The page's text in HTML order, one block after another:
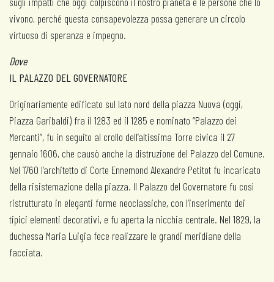
vivono, perché questa consapevolezza possa generare un circolo
virtuoso di speranza e impegno.
Dove
IL PALAZZO DEL GOVERNATORE
Originariamente edificato sul lato nord della piazza Nuova (oggi,
Piazza Garibaldi) fra il 1283 ed il 1285 e nominato “Palazzo dei
Mercanti”, fu in seguito al crollo dell’altissima Torre civica il 27
gennaio 1606, che causò anche la distruzione del Palazzo del Comune.
Nel 1760 l’architetto di Corte Ennemond Alexandre Petitot fu incaricato
della risistemazione della piazza. Il Palazzo del Governatore fu così
ristrutturato in eleganti forme neoclassiche, con l’inserimento dei
tipici elementi decorativi, e fu aperta la nicchia centrale. Nel 1829, la
duchessa Maria Luigia fece realizzare le grandi meridiane della
facciata.